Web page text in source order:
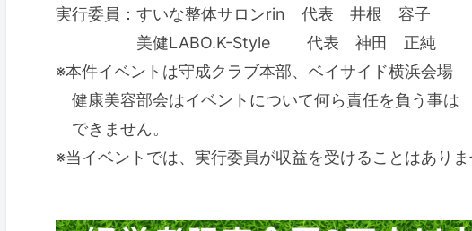
実行委員：すいな整体サロンrin 代表 井根 容子
美健LABO.K-Style 代表 神田 正純
※本件イベントは守成クラブ本部、ベイサイド横浜会場
健康美容部会はイベントについて何ら責任を負う事は
できません。
※当イベントでは、実行委員が収益を受けることはありま